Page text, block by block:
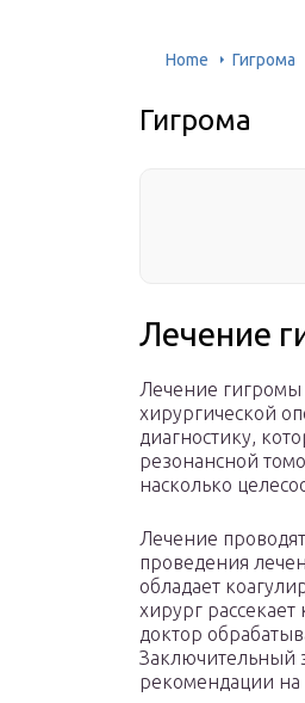
Home Гигрома
Гигрома
Лечение
Лечение гигромы
хирургической
диагностику,
резонансной
насколько
Лечение
проведения
обладает
хирург
доктор
Заключительный
рекомендации